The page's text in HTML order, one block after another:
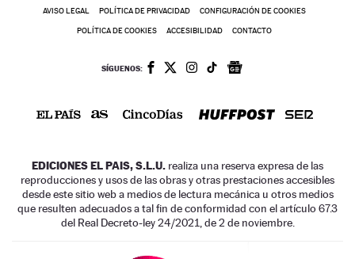
AVISO LEGAL POLÍTICA DE PRIVACIDAD CONFIGURACIÓN DE COOKIES
POLÍTICA DE COOKIES ACCESIBILIDAD CONTACTO
SÍGUENOS:
EDICIONES EL PAIS, S.L.U. realiza una reserva expresa de las
reproducciones y usos de las obras y otras prestaciones accesibles
desde este sitio web a medios de lectura mecánica u otros medios
que resulten adecuados a tal fin de conformidad con el artículo 67.3
del Real Decreto-ley 24/2021, de 2 de noviembre.